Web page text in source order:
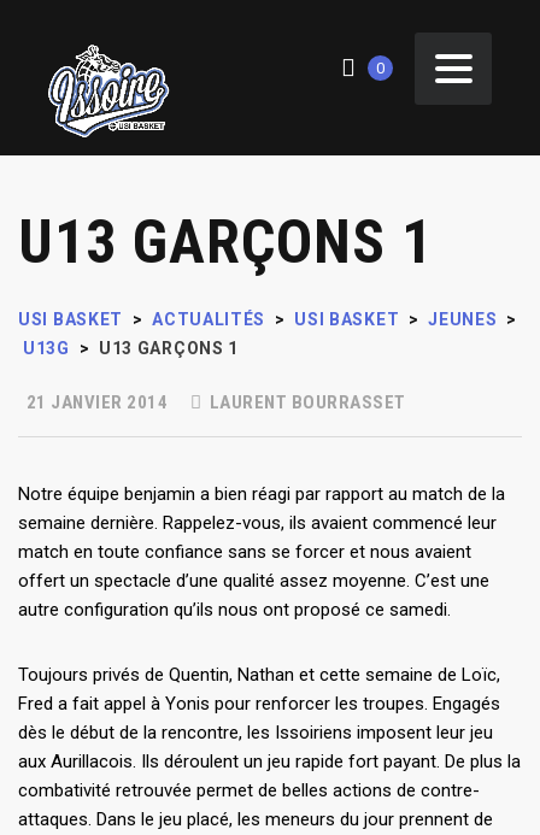
0
U13 GARÇONS 1
USI BASKET > ACTUALITÉS > USI BASKET > JEUNES
>
U13G
> U13 GARÇONS 1
21 JANVIER 2014 LAURENT BOURRASSET
Notre équipe benjamin a bien réagi par rapport au match de la
semaine dernière. Rappelez-vous, ils avaient commencé leur
match en toute confiance sans se forcer et nous avaient
offert un spectacle d’une qualité assez moyenne. C’est une
autre configuration qu’ils nous ont proposé ce samedi.
Toujours privés de Quentin, Nathan et cette semaine de Loïc,
Fred a fait appel à Yonis pour renforcer les troupes. Engagés
dès le début de la rencontre, les Issoiriens imposent leur jeu
aux Aurillacois. Ils déroulent un jeu rapide fort payant. De plus la
combativité retrouvée permet de belles actions de contre-
attaques. Dans le jeu placé, les meneurs du jour prennent de